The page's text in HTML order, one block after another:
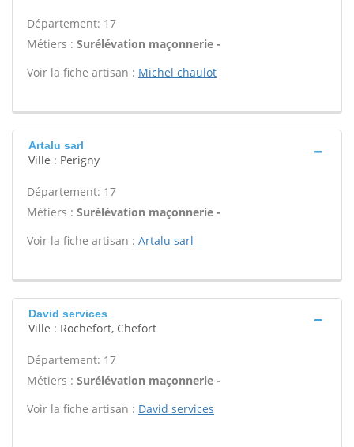
Département: 17
Métiers : Surélévation maçonnerie -
Voir la fiche artisan : Michel chaulot
Artalu sarl
Ville : Perigny
Département: 17
Métiers : Surélévation maçonnerie -
Voir la fiche artisan : Artalu sarl
David services
Ville : Rochefort, Chefort
Département: 17
Métiers : Surélévation maçonnerie -
Voir la fiche artisan : David services